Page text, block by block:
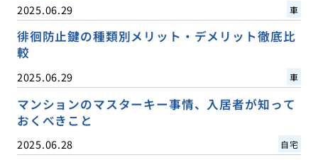
2025.06.29 車
徘徊防止鍵の種類別メリット・デメリット徹底比
較
2025.06.29 車
マンションのマスターキー事情、入居者が知って
おくべきこと
2025.06.28 自宅